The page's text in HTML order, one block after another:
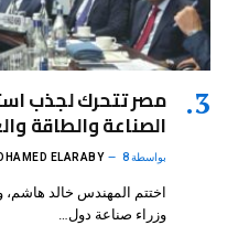
مصر تتحرك لجذب
الصناعة والطاقة
بواسطة ELARABY 8 أغسطس، 2026
اختتم المهندس خالد هاشم،
وزراء صناعة دول…